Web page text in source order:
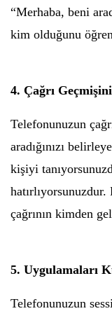
“Merhaba, beni
kim olduğunu
4. Çağrı
Telefonunuzun
aradığınızı
kişiyi
çağrının kimden
5. Uygulamaları
Telefonunuzun